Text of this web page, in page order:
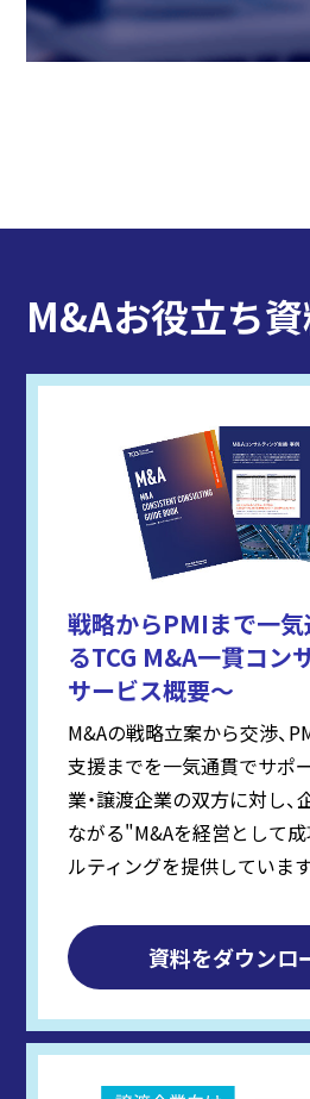
M&Aお役立ち
戦略からPMIまで一
るTCG M&A一貫コン
サービス概要～
M&Aの戦略立案から交渉、
支援までを一気通貫でサポ
業・譲渡企業の双方に対し
ながる"M&Aを経営として
ルティングを提供しています
資料をダウンロ